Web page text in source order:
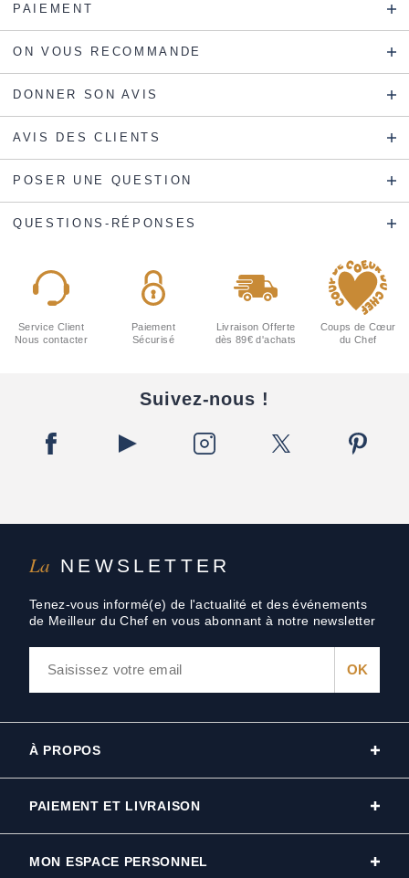
PAIEMENT
ON VOUS RECOMMANDE
DONNER SON AVIS
AVIS DES CLIENTS
POSER UNE QUESTION
QUESTIONS-RÉPONSES
La NEWSLETTER
Tenez-vous informé(e) de l'actualité et des événements
de Meilleur du Chef en vous abonnant à notre newsletter
Service Client
Nous contacter
Paiement
Sécurisé
Livraison Offerte
dès 89€ d'achats
Coups de Cœur
du Chef
Suivez-nous !
À PROPOS
PAIEMENT ET LIVRAISON
MON ESPACE PERSONNEL